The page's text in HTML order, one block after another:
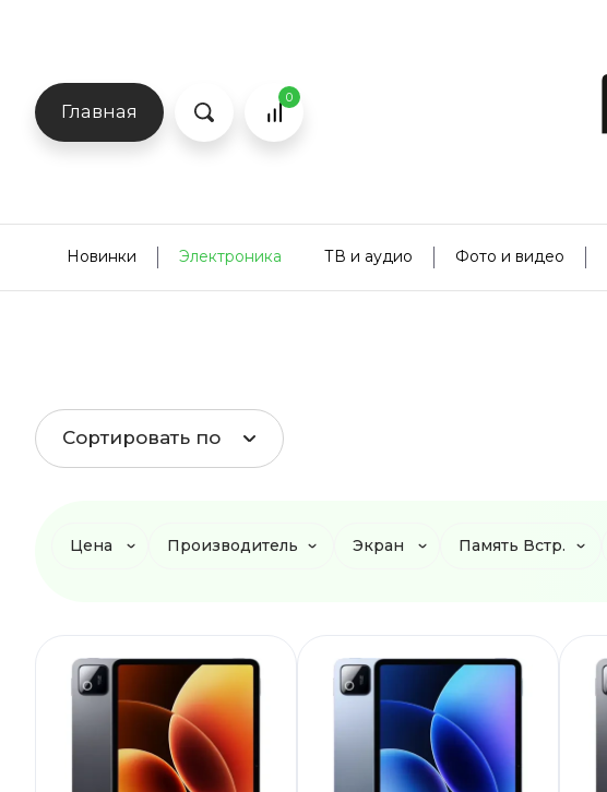
Главная
0
Новинки Электроника ТВ и аудио Фото и видео
Сортировать по
Цена Производитель Экран Память Встр.